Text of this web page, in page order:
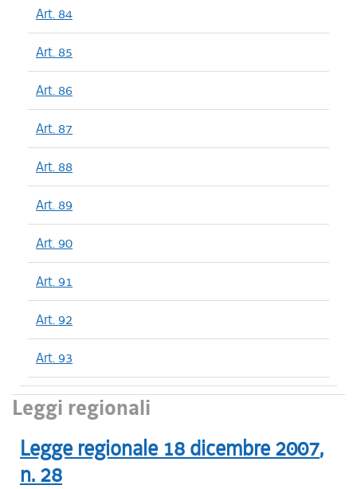
Art. 84
Art. 85
Art. 86
Art. 87
Art. 88
Art. 89
Art. 90
Art. 91
Art. 92
Art. 93
Leggi regionali
Legge regionale 18 dicembre 2007,
n. 28